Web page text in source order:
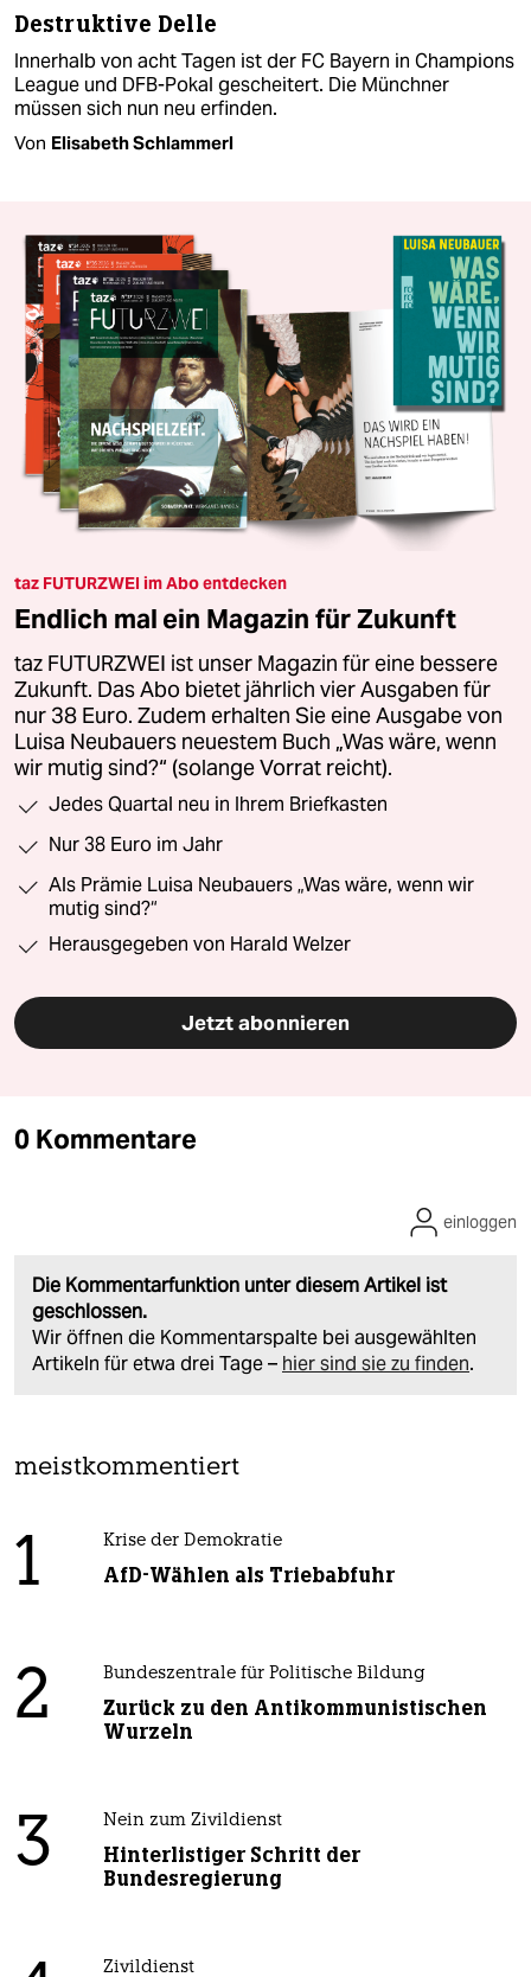
Destruktive Delle
Innerhalb von acht Tagen ist der FC Bayern in Champions
League und DFB-Pokal gescheitert. Die Münchner
müssen sich nun neu erfinden.
Von Elisabeth Schlammerl
taz FUTURZWEI im Abo entdecken
Endlich mal ein Magazin für Zukunft
taz FUTURZWEI ist unser Magazin für eine bessere
Zukunft. Das Abo bietet jährlich vier Ausgaben für
nur 38 Euro. Zudem erhalten Sie eine Ausgabe von
Luisa Neubauers neuestem Buch „Was wäre, wenn
wir mutig sind?“ (solange Vorrat reicht).
Jedes Quartal neu in Ihrem Briefkasten
Nur 38 Euro im Jahr
Als Prämie Luisa Neubauers „Was wäre, wenn wir
mutig sind?“
Herausgegeben von Harald Welzer
Jetzt abonnieren
0 Kommentare
Die Kommentarfunktion unter diesem Artikel ist
geschlossen.
Wir öffnen die Kommentarspalte bei ausgewählten
Artikeln für etwa drei Tage – hier sind sie zu finden.
einloggen
meistkommentiert
1 Krise der Demokratie
AfD-Wählen als Triebabfuhr
2 Bundeszentrale für Politische Bildung
Zurück zu den Antikommunistischen
Wurzeln
3 Nein zum Zivildienst
Hinterlistiger Schritt der
Bundesregierung
Zivildienst